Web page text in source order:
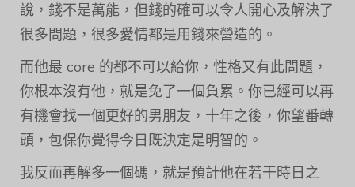
說，錢不是萬能，但錢的確可以令人開心及解決了
很多問題，很多愛情都是用錢來營造的。
而他最 core 的都不可以給你，性格又有此問題，
你根本沒有他，就是免了一個負累。你已經可以再
有機會找一個更好的男朋友，十年之後，你望番轉
頭，包保你覺得今日既決定是明智的。
我反而再解多一個碼，就是預計他在若干時日之